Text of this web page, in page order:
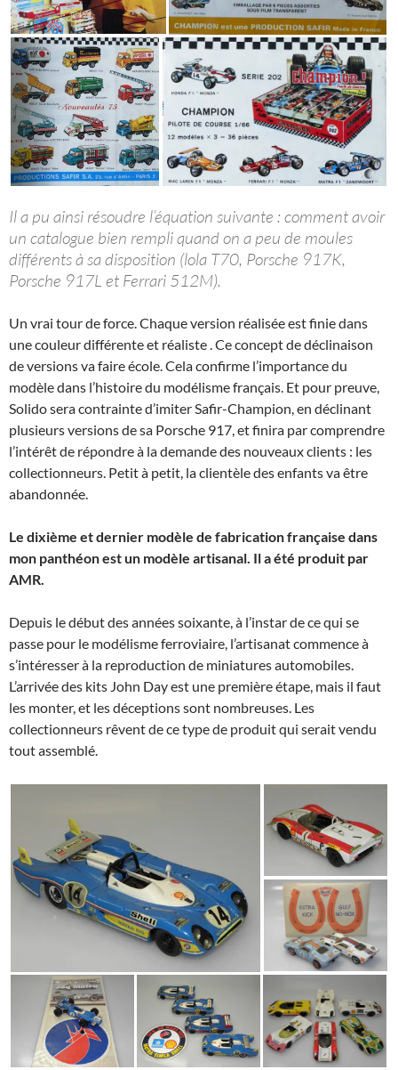
Il a pu ainsi résoudre l’équation suivante : comment avoir
un catalogue bien rempli quand on a peu de moules
différents à sa disposition (lola T70, Porsche 917K,
Porsche 917L et Ferrari 512M).
Un vrai tour de force. Chaque version réalisée est finie dans
une couleur différente et réaliste . Ce concept de déclinaison
de versions va faire école. Cela confirme l’importance du
modèle dans l’histoire du modélisme français. Et pour preuve,
Solido sera contrainte d’imiter Safir-Champion, en déclinant
plusieurs versions de sa Porsche 917, et finira par comprendre
l’intérêt de répondre à la demande des nouveaux clients : les
collectionneurs. Petit à petit, la clientèle des enfants va être
abandonnée.
Le dixième et dernier modèle de fabrication française dans
mon panthéon est un modèle artisanal. Il a été produit par
AMR.
Depuis le début des années soixante, à l’instar de ce qui se
passe pour le modélisme ferroviaire, l’artisanat commence à
s’intéresser à la reproduction de miniatures automobiles.
L’arrivée des kits John Day est une première étape, mais il faut
les monter, et les déceptions sont nombreuses. Les
collectionneurs rêvent de ce type de produit qui serait vendu
tout assemblé.